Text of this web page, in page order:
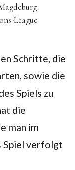
League
Schritte, die
sowie die
Spiels zu
die
man im
Spiel verfolgt